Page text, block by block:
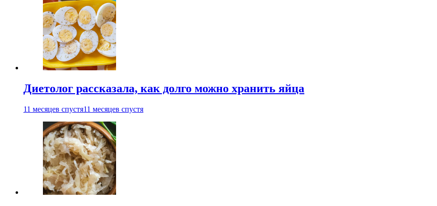
Диетолог рассказала, как долго можно хранить яйца
11 месяцев спустя11 месяцев спустя